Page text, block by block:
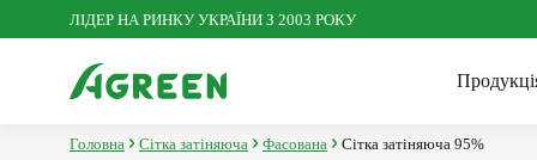
ЛІДЕР НА РИНКУ УКРАЇНИ З 2003 РОКУ
Головна Сітка затіняюча Фасована Сітка затіняюча 95%